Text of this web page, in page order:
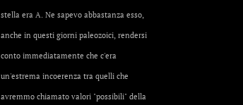
stella era A. Ne sapevo abbastanza esso,
anche in questi giorni paleozoici, rendersi
conto immediatamente che c'era
un'estrema incoerenza tra quelli che
avremmo chiamato valori "possibili" della